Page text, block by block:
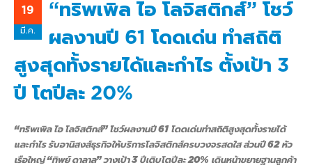
19
มี.ค.
“ทริพเพิล ไอ โลจิสติกส์” โชว์
ผลงานปี 61 โดดเด่น ทำสถิติ
สูงสุดทั้งรายได้และกำไร ตั้งเป้า 3
ปี โตปีละ 20%
“ทริพเพิล ไอ โลจิสติกส์” โชว์ผลงานปี 61 โดดเด่นทำสถิติสูงสุดทั้งรายได้
และกำไร รับอานิสงส์ธุรกิจให้บริการโลจิสติกส์ครบวงจรสดใส ส่วนปี 62 หัว
เรือใหญ่ “ทิพย์ ดาลาล” วางเป้า 3 ปีเติบโตปีละ 20% เดินหน้าขยายฐานลูกค้า